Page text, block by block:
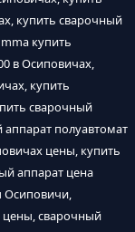
купить сварочный
купить
в Осиповичах,
купить
сварочный
полуавтомат
цены, купить
аппарат цена
Осиповичи,
цены, сварочный